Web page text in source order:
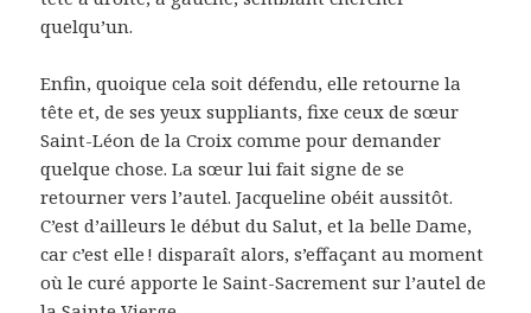
quelqu’un.
Enfin, quoique cela soit défendu, elle retourne la
tête et, de ses yeux suppliants, fixe ceux de sœur
Saint-Léon de la Croix comme pour demander
quelque chose. La sœur lui fait signe de se
retourner vers l’autel. Jacqueline obéit aussitôt.
C’est d’ailleurs le début du Salut, et la belle Dame,
car c’est elle ! disparaît alors, s’effaçant au moment
où le curé apporte le Saint-Sacrement sur l’autel de